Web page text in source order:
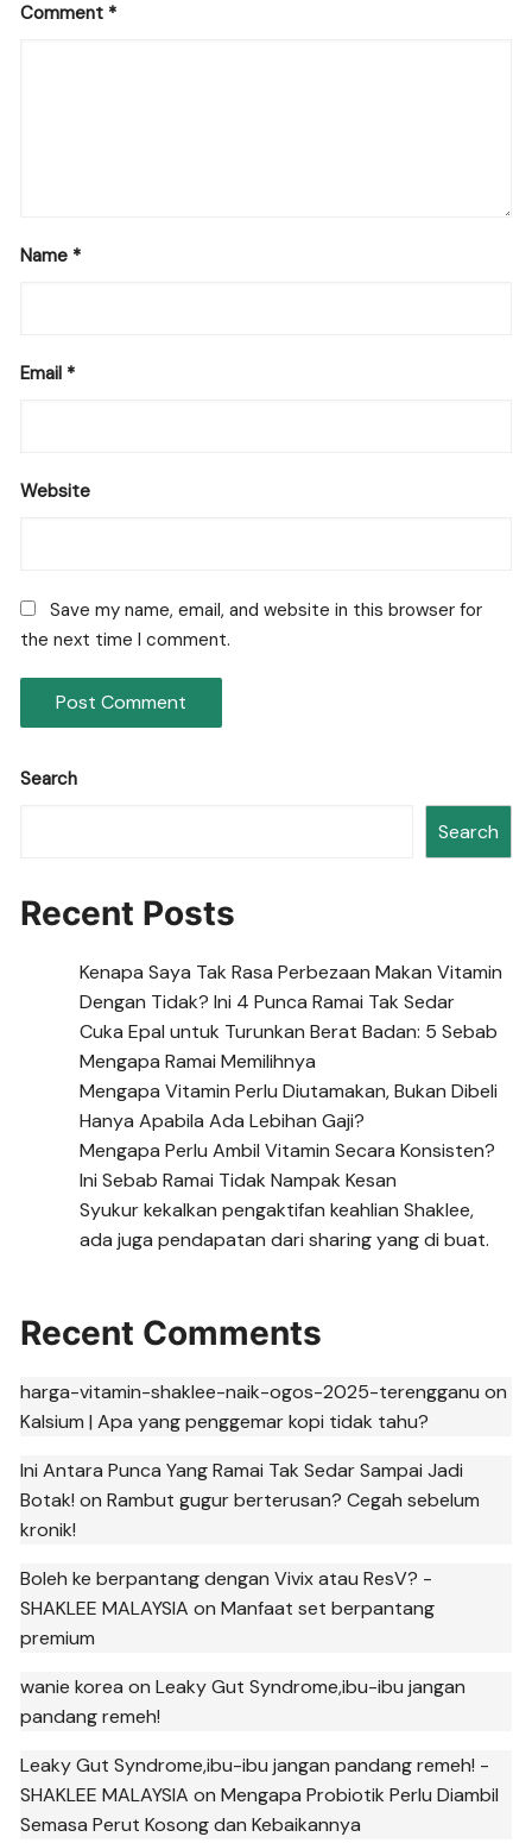
Comment *
Name *
Email *
Website
Save my name, email, and website in this browser for
the next time I comment.
Search
Search
Recent Posts
Kenapa Saya Tak Rasa Perbezaan Makan Vitamin
Dengan Tidak? Ini 4 Punca Ramai Tak Sedar
Cuka Epal untuk Turunkan Berat Badan: 5 Sebab
Mengapa Ramai Memilihnya
Mengapa Vitamin Perlu Diutamakan, Bukan Dibeli
Hanya Apabila Ada Lebihan Gaji?
Mengapa Perlu Ambil Vitamin Secara Konsisten?
Ini Sebab Ramai Tidak Nampak Kesan
Syukur kekalkan pengaktifan keahlian Shaklee,
ada juga pendapatan dari sharing yang di buat.
Recent Comments
harga-vitamin-shaklee-naik-ogos-2025-terengganu on
Kalsium | Apa yang penggemar kopi tidak tahu?
Ini Antara Punca Yang Ramai Tak Sedar Sampai Jadi
Botak! onRambut gugur berterusan? Cegah sebelum
kronik!
Boleh ke berpantang dengan Vivix atau ResV? -
SHAKLEE MALAYSIA onManfaat set berpantang
premium
wanie korea onLeaky Gut Syndrome,ibu-ibu jangan
pandang remeh!
Leaky Gut Syndrome,ibu-ibu jangan pandang remeh! -
SHAKLEE MALAYSIA onMengapa Probiotik Perlu Diambil
Semasa Perut Kosong dan Kebaikannya